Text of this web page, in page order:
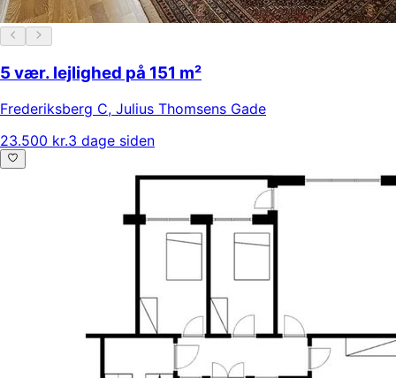
5 vær. lejlighed på 151 m²
Frederiksberg C, Julius Thomsens Gade
23.500 kr.3 dage siden